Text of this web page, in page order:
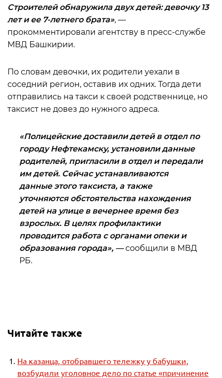
Строителей обнаружила двух детей: девочку 13
лет и ее 7-летнего брата», —
прокомментировали агентству в пресс-службе
МВД Башкирии.
По словам девочки, их родители уехали в
соседний регион, оставив их одних. Тогда дети
отправились на такси к своей родственнице, но
таксист не довез до нужного адреса.
«Полицейские доставили детей в отдел по
городу Нефтекамску, установили данные
родителей, пригласили в отдел и передали
им детей. Сейчас устанавливаются
данные этого таксиста, а также
уточняются обстоятельства нахождения
детей на улице в вечернее время без
взрослых. В целях профилактики
проводится работа с органами опеки и
образования города», —сообщили в МВД
РБ.
Читайте также
На казанца, отобравшего тележку у бабушки,
возбудили уголовное дело по статье «причинение